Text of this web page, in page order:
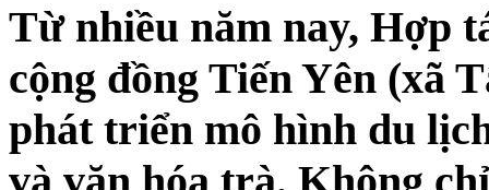
Từ nhiều năm nay, Hợp
cộng đồng Tiến Yên (xã
phát triển mô hình du